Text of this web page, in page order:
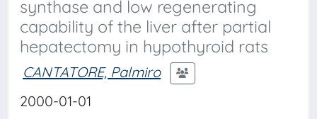
synthase and low regenerating
capability of the liver after partial
hepatectomy in hypothyroid rats
CANTATORE, Palmiro
2000-01-01